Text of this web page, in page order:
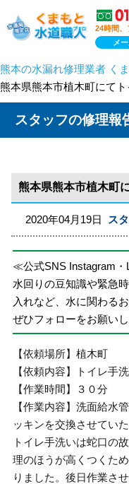
24時間、
メ
熊本の水漏れ修理業者 く
熊本県熊本市植木町にて
スタッフの修理報
熊本県熊本市植木町
2020年04月19日 ス
≪公式SNS Instagram
水回りの豆知識や緊急
入れなど、水に関わる
ぜひフォローをお願いし
【依頼場所】植木町
【依頼内容】トイレ手
【作業時間】３０分
【作業内容】洗面給水
ッキンを交換させていた
トイレ手洗いは蛇口の
理のほうが高くつくた
りました。後日作業さ